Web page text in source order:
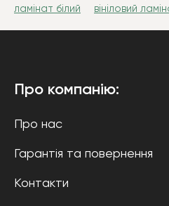
ламінат білий
вініловий
Про компанію:
Про нас
Гарантія та повернення
Контакти